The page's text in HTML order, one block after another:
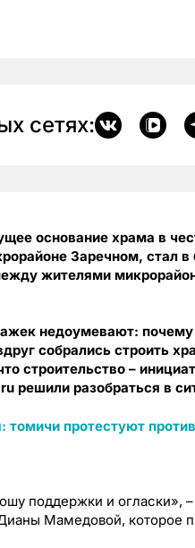
сетях:
основание храма в
Заречном, стал
жителями
недоумевают: почему
собрались строить
строительство –
ru решили разобраться в
поддержки и огласки»,
Мамедовой, которое